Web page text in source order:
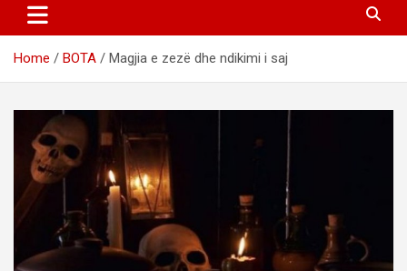
n
Home BOTA Magjia e zezë dhe ndikimi i saj